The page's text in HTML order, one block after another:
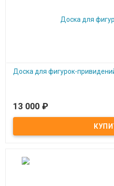
Доска для фигурок-
Под заказ
Доска для фигурок-привидений
13 000 ₽